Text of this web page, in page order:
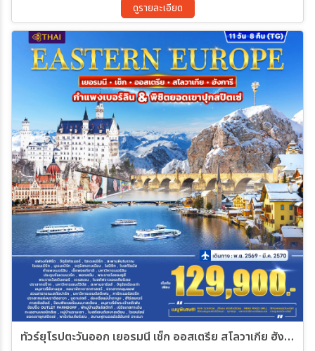
เซนต์สตีเฟ่น – หมู่บ้านเซนต์เทนเดอร์ – พระราชวังเชินบรุนน์ – วาเคา
ท์วัลเลย์ – สำนักสงฆ์เมลค์ – โบสถ์เซนต์สตีเฟ่น เวียนนา มื้อพิเศษ : ขาหมู
เยอรมัน – ปลาเทร้าท์ย่างฮัลล์สตัทท์ – เป็ดโบฮีเมียน – ฮังกาเรียนกูลาซ
– ซี่โครงหมูอบสไตล์เวียนนา – ดินเนอร์ล่องเรือแม่น้ำดานูบ
ดูรายละเอียด
ทัวร์ยุโรปตะวันออก เยอรมนี เช็ก ออสเตรีย สโลวาเกีย ฮังการี 11วัน 8คืน (TG)